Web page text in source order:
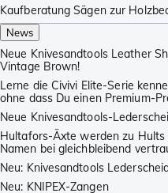
Kaufberatung Sägen zur
News
Neue Knivesandtools Leather
Vintage Brown!
Lerne die Civivi Elite-Serie
ohne dass Du einen Premium-
Neue Knivesandtools-
Hultafors-Äxte werden zu
Namen bei gleichbleibend
Neu: Knivesandtools
Neu: KNIPEX-Zangen